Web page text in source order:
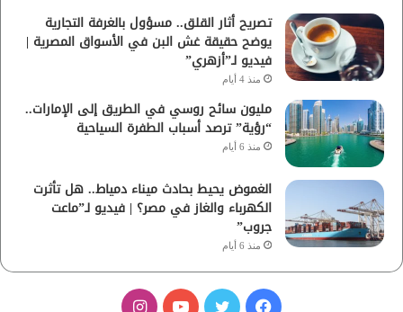
تصريح أثار القلق.. مسؤول بالغرفة التجارية
يوضح حقيقة غش البن في الأسواق المصرية |
فيديو لـ”أزهري”
منذ 4 أيام
مليون سائح روسي في الطريق إلى الإمارات..
“رؤية” ترصد أسباب الطفرة السياحية
منذ 6 أيام
الغموض يحيط بحادث ميناء دمياط.. هل تأثرت
الكهرباء والغاز في مصر؟ | فيديو لـ”ماعت
جروب”
منذ 6 أيام